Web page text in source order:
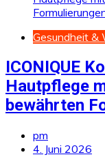
Gesundheit &
ICONIQUE
Hautpflege
bewährten
pm
4. Juni 2026